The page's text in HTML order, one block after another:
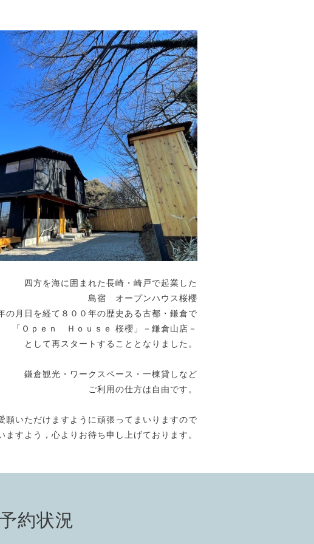
四方を海に囲まれた長崎・崎戸で起業した
島宿 オープンハウス桜櫻
の月日を経て８００年の歴史ある古都・鎌倉で
「Ｏｐｅｎ Ｈｏｕｓｅ 桜櫻」－鎌倉山店－
として再スタートすることとなりました。
鎌倉観光・ワークスペース・一棟貸しなど
ご利用の仕方は自由です。
願いただけますように頑張ってまいりますので
ますよう，心よりお待ち申し上げております。
約状況